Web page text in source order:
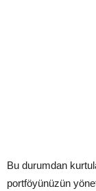
Bu durumdan
portföyünüzün